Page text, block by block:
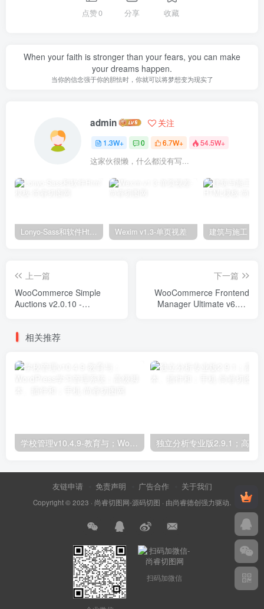
点赞0 分享 收藏
When your faith is stronger than your fears, you can make
your dreams happen.
当你的信念强于你的胆怯时，你就可以将梦想变为现实了
admin 关注
1.3W+ 0 6.7W+ 54.5W+
这家伙很懒，什么都没有写...
Lonyo-Sass和软件Html模板 Wexim v1.3-单页视差
上一篇
WooCommerce Simple
Auctions v2.0.10 -
下一篇
WooCommerce Frontend
Manager Ultimate v6.6.0
相关推荐
学校管理v10.4.9-教育与；WordPress学习管理系统；高级脚本、插件和；手机
友链申请 免责声明 广告合作 关于我们
Copyright © 2023 · 尚睿切图网-源码切图 · 由尚睿德创强力驱动.
扫码加微信